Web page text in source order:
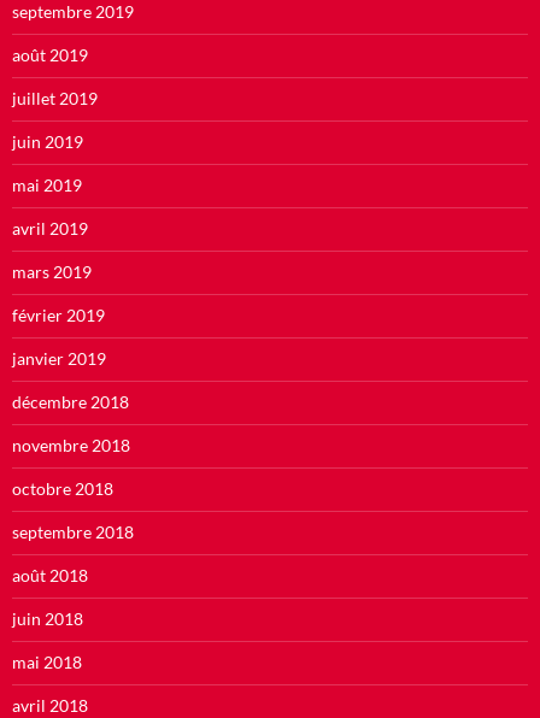
septembre 2019
août 2019
juillet 2019
juin 2019
mai 2019
avril 2019
mars 2019
février 2019
janvier 2019
décembre 2018
novembre 2018
octobre 2018
septembre 2018
août 2018
juin 2018
mai 2018
avril 2018